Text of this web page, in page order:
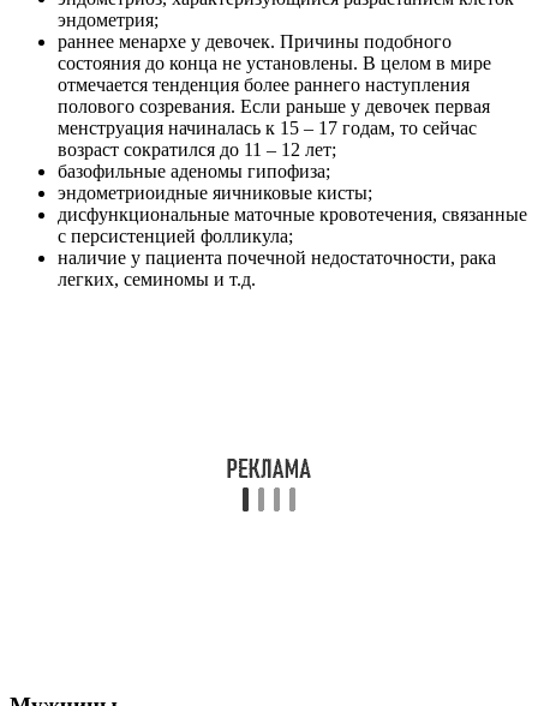
эндометрия;
раннее менархе у девочек. Причины подобного
состояния до конца не установлены. В целом в мире
отмечается тенденция более раннего наступления
полового созревания. Если раньше у девочек первая
менструация начиналась к 15 – 17 годам, то сейчас
возраст сократился до 11 – 12 лет;
базофильные аденомы гипофиза;
эндометриоидные яичниковые кисты;
дисфункциональные маточные кровотечения, связанные
с персистенцией фолликула;
наличие у пациента почечной недостаточности, рака
легких, семиномы и т.д.